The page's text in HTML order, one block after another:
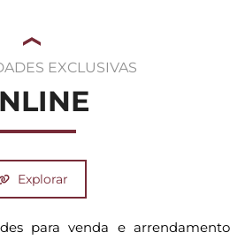
EXCLUSIVAS
Explorar
para venda e arrendamento